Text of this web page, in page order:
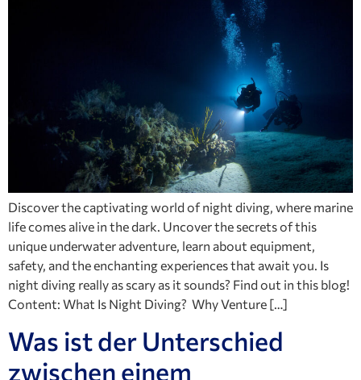
Discover the captivating world of night diving, where marine
life comes alive in the dark. Uncover the secrets of this
unique underwater adventure, learn about equipment,
safety, and the enchanting experiences that await you. Is
night diving really as scary as it sounds? Find out in this blog!
Content: What Is Night Diving? Why Venture […]
Was ist der Unterschied
zwischen einem